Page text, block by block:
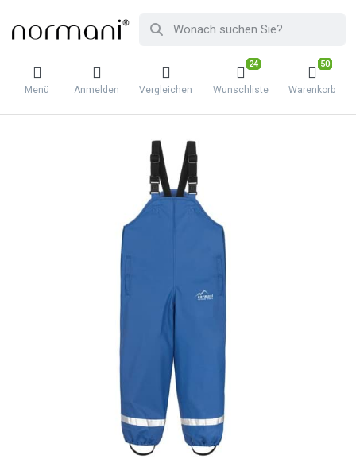
Menü Anmelden Vergleichen
24
Wunschliste
50
Warenkorb